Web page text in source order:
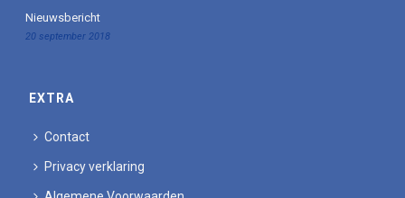
Nieuwsbericht
20 september 2018
EXTRA
Contact
Privacy verklaring